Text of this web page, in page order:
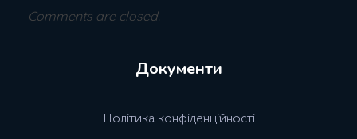
Comments are closed.
Документи
Полiтика конфiденцiйностi